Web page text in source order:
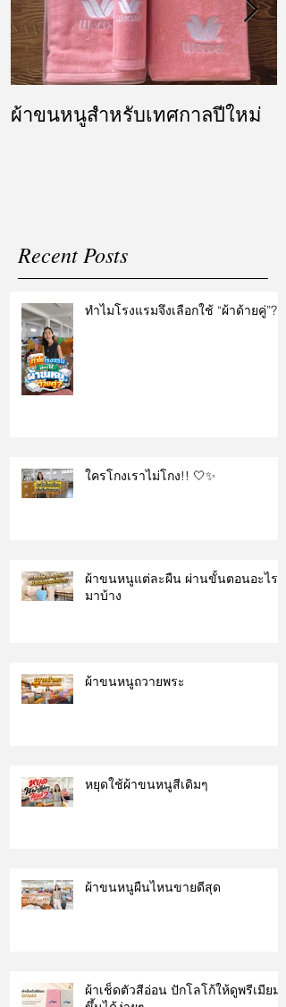
ผ้าขนหนูสำหรับเทศกาลปีใหม่
Recent Posts
ทำไมโรงแรมจึงเลือกใช้ “ผ้าด้ายคู่”?
ใครโกงเราไม่โกง!! 🤍✨
ผ้าขนหนูแต่ละผืน ผ่านขั้นตอนอะไร
มาบ้าง
ผ้าขนหนูถวายพระ
หยุดใช้ผ้าขนหนูสีเดิมๆ
ผ้าขนหนูผืนไหนขายดีสุด
ผ้าเช็ดตัวสีอ่อน ปักโลโก้ให้ดูพรีเมียม